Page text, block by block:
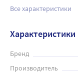
Все характеристики
Характеристики
Бренд
Производитель